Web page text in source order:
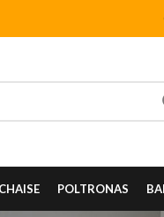
CHAISE POLTRONAS